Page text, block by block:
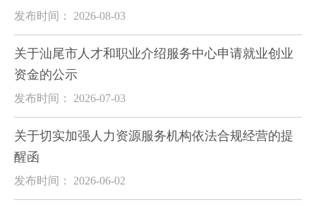
发布时间： 2026-08-03
关于汕尾市人才和职业介绍服务中心申请就业创业
资金的公示
发布时间： 2026-07-03
关于切实加强人力资源服务机构依法合规经营的提
醒函
发布时间： 2026-06-02